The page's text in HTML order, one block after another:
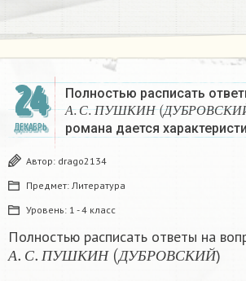
24
ДЕКАБРЬ
Полностью расписать
А С П У Ш КИ Н
А С. ПУШКИН
Д УБР ОВ СКИ
(ДУБРОВСКИ
романа дается
Автор: drago2134
Предмет: Литература
Уровень: 1 - 4 класс
Полностью расписать ответы на
А С П УШКИН
А.С.ПУШКИН
Д У Б Р О В С КИ Й
(ДУБРОВСК ИЙ
)